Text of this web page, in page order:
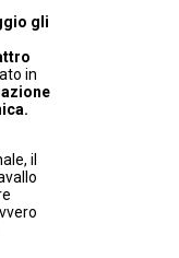
gli
in
il